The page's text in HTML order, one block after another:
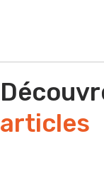
articles